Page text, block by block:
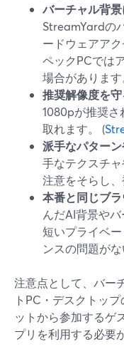
バーチャル背景
StreamYardの
ードウェアア
ペックPCでは
場合があります
推奨解像度を守
1080pが推奨さ
取れます。 (
派手なパターン
手なテクスチ
注意をそらし、
本番と同じブラ
んだAI背景や
短いプライベ
ンスの問題がな
注意点として、バー
トPC・デスクトッ
ットから参加するゲ
プリを利用する必要